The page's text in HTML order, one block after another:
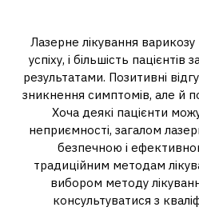
Лазерне лікування
успіху, і більшість
результатами. Позитивні
зникнення симптомів, але й
Хоча деякі пацієнти
неприємності, загалом
безпечною і
традиційним методам
вибором методу
консультуватися з